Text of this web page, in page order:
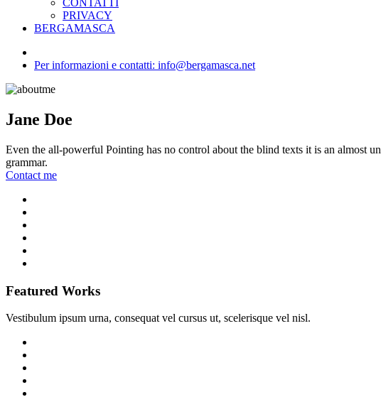
CONTATTI
PRIVACY
BERGAMASCA
Per informazioni e contatti: info@bergamasca.net
Jane Doe
Even the all-powerful Pointing has no control about the blind texts it is an almost
grammar.
Contact me
Featured Works
Vestibulum ipsum urna, consequat vel cursus ut, scelerisque vel nisl.